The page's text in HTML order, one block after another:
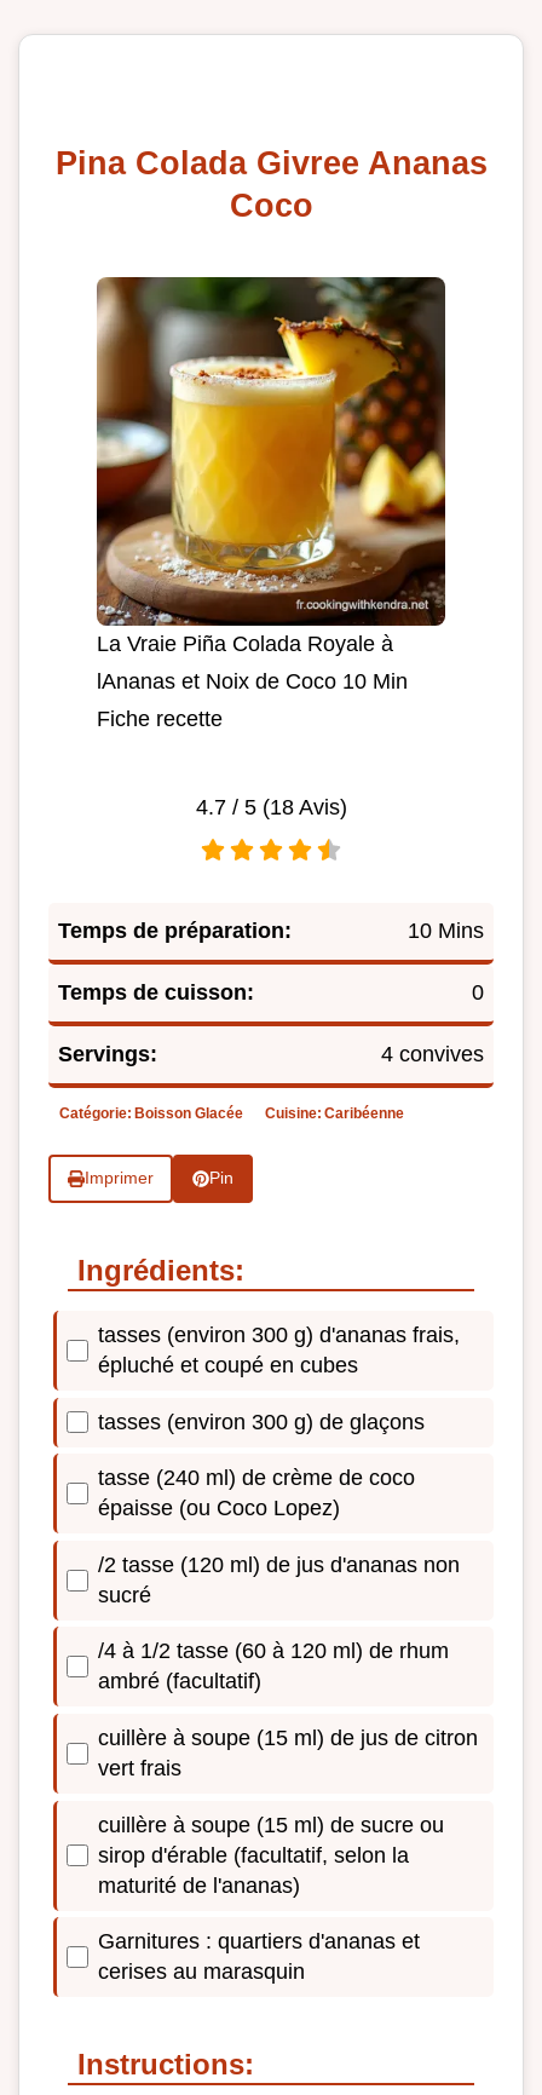
Pina Colada Givree Ananas
Coco
La Vraie Piña Colada Royale à
lAnanas et Noix de Coco 10 Min
Fiche recette
4.7/ 5 (18Avis)
Temps de préparation: 10 Mins
Temps de cuisson: 0
Servings: 4 convives
Catégorie: Boisson Glacée Cuisine: Caribéenne
Imprimer Pin
Ingrédients:
tasses (environ 300 g) d'ananas frais,
épluché et coupé en cubes
tasses (environ 300 g) de glaçons
tasse (240 ml) de crème de coco
épaisse (ou Coco Lopez)
/2 tasse (120 ml) de jus d'ananas non
sucré
/4 à 1/2 tasse (60 à 120 ml) de rhum
ambré (facultatif)
cuillère à soupe (15 ml) de jus de citron
vert frais
cuillère à soupe (15 ml) de sucre ou
sirop d'érable (facultatif, selon la
maturité de l'ananas)
Garnitures : quartiers d'ananas et
cerises au marasquin
Instructions: